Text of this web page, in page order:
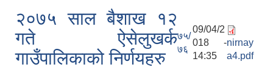
२०७५ साल बैशाख १२
गते ऐसेलुखर्क
गाउँपालिकाको निर्णयहरु
७५/
७६
09/04/2
018 -
14:35
nirnay
a4.pdf